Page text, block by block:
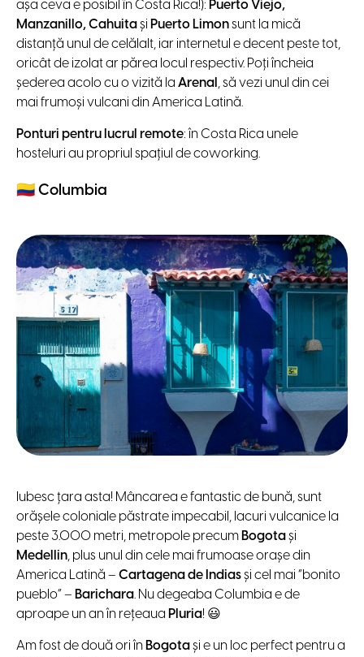
așa ceva e posibil în Costa Rica!): Puerto Viejo,
Manzanillo, Cahuitași Puerto Limonsunt la mică
distanță unul de celălalt, iar internetul e decent peste tot,
oricât de izolat ar părea locul respectiv. Poți încheia
șederea acolo cu o vizită la Arenal , să vezi unul din cei
mai frumoși vulcani din America Latină.
Ponturi pentru lucrul remote: în Costa Rica unele
hosteluri au propriul spațiul de coworking.
🇨🇴 Columbia
Iubesc țara asta! Mâncarea e fantastic de bună, sunt
orășele coloniale păstrate impecabil, lacuri vulcanice la
peste 3.000 metri, metropole precum Bogotași
Medellin, plus unul din cele mai frumoase orașe din
America Latină – Cartagena de Indiasși cel mai ”bonito
pueblo” – Barichara. Nu degeaba Columbia e de
aproape un an în rețeaua Pluria! 😃
Am fost de două ori în Bogotași e un loc perfect pentru a